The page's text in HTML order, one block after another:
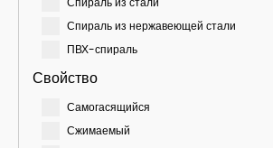
Спираль из нержавеющей стали
ПВХ-спираль
Свойство
Самогасящийся
Сжимаемый